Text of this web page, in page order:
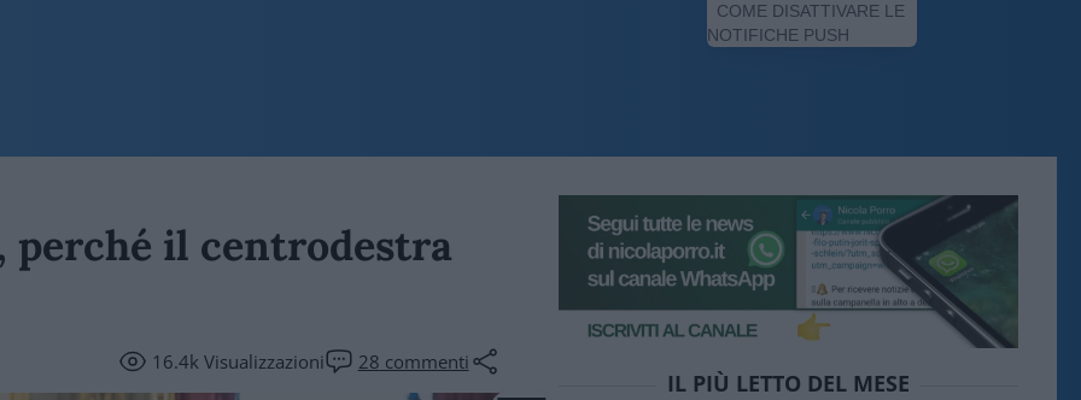
COME DISATTIVARE LE
NOTIFICHE PUSH
perché il centrodestra
16.4kVisualizzazioni 28 commenti
IL PIÙ LETTO DEL MESE